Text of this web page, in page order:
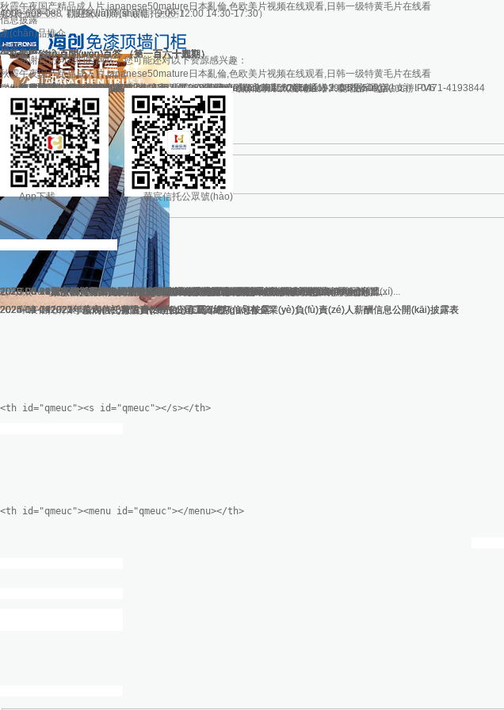
秋霞午夜国产精品成人片,japanese50mature日本亂倫,色欧美片视频在线观看,日韩一级特黄毛片在线看
您好，歡迎來(lái)到華宸信托！
4006-608-088（服務(wù)時(shí)間：9:00-12:00 14:30-17:30）
首頁(yè)
關(guān)于華宸
華宸黨建
產(chǎn)品公告
信息披露
招賢納才
聯(lián)系我們
客戶(hù)服務(wù)
信息披露
產(chǎn)品推介
信息公告
華宸信托有限責(zé)任公司臨時(shí)信息披露公告
2025-12-192023年華宸信托有限責(zé)任公司工資總額信息披露
2025-12-182023年度內(nèi)蒙古自治區(qū)直屬?lài)?guó)有企業(yè)負(fù)責(zé)人薪酬信息公開(kāi)披露表
2025-11-192022年華宸信托有限責(zé)任公司工資總額信息披露
2025-10-242022年度內(nèi)蒙古自治區(qū)直屬?lài)?guó)有企業(yè)負(fù)責(zé)人薪酬信息公開(kāi)披露表
2024-04-012021年度內(nèi)蒙古自治區(qū)直屬?lài)?guó)有企業(yè)負(fù)責(zé)人薪酬信息公開(kāi)披露表
2024-04-012021年華宸信托有限責(zé)任公司工資總額信息披露
公司動(dòng)態(tài)MORE >
2026-06-18華宸信托有限責(zé)任公司開(kāi)展安全消防知識(shí)培訓(xùn)暨應(yīng)急疏...
2026-06-18華宸信托有限責(zé)任公司開(kāi)展“安全宣傳咨詢(xún)?nèi)铡被顒?dòng)
2026-06-18華宸信托召開(kāi)安全生產(chǎn)工作會(huì)議
2026-06-11華宸信托有限責(zé)任公司2026年度校園及社會(huì)公開(kāi)招...
2026-06-10晉軍深入華宸信托公司包聯(lián)幫扶農(nóng)村調(diào)研并慰問(wèn)困難群...
2026-06-09華宸信托與內(nèi)蒙古聯(lián)合交易控股集團(tuán)有限公司開(kāi)展座談...
2026-06-04華宸信托有限責(zé)任公司金融服務(wù)送上門(mén)赴呼和浩特經(jīng)濟(jì)...
2026-05-15文字解讀：《金融支持實(shí)體經(jīng)濟(jì)十條舉措（2026年...
2026-05-15內(nèi)蒙古自治區(qū)人民政府辦公廳關(guān)于印發(fā)《金融支持實(shí)體...
2026-03-27華宸信托開(kāi)展消防安全知識(shí)專(zhuān)題培訓(xùn)
2026-03-23國(guó)有企業(yè)領(lǐng)導(dǎo)人員廉潔從業(yè)規(guī)定
2026-03-19華宸信托有限責(zé)任公司舉辦樹(shù)立和踐行正確政績(jī)觀(guān)學(xué)習(xí)...
信托講堂
投資者服務(wù)信托知識(shí) 百問(wèn)百答 （第一百六十九期）
信托知識(shí) 百問(wèn)百答 （第一百六十八期）
信托知識(shí) 百問(wèn)百答 （第一百六十七期）
信托知識(shí) 百問(wèn)百答 （第一百六十六期）
信托知識(shí) 百問(wèn)百答 （第一百六十五期）
信托知識(shí) 百問(wèn)百答 （第一百六十四期）
信托知識(shí) 百問(wèn)百答 （第一百六十三期）
信托知識(shí) 百問(wèn)百答 （第一百六十二期）
信托知識(shí) 百問(wèn)百答 （第一百六十一期）
信托知識(shí) 百問(wèn)百答 （第一百六十期）
聯(lián)系我們| 網(wǎng)上招聘
總部地址：呼和浩特市賽罕區(qū)如意西街23號(hào)日信華宸大廈5樓
郵政編碼：010011
服務(wù)熱線(xiàn)：0471-6944557 4193900傳真號(hào)碼：0471-4193908投訴電話(huà)：0471-4193844
公共郵箱：hctrust@hctrust.cn
北京業(yè)務(wù)部地址：北京市西城區(qū)華遠(yuǎn)北街2號(hào)通港大廈5層509室
郵政編碼：100031
copyright ? 2007-2019 華宸信托有限責(zé)任公司蒙ICP備09004562號(hào)-2本網(wǎng)站支持IPV6
App下載 華宸信托公眾號(hào)
感谢您访问我们的网站，您可能还对以下资源感兴趣：
秋霞午夜国产精品成人片,japanese50mature日本亂倫,色欧美片视频在线观看,日韩一级特黄毛片在线看
<th id="qmeuc"><s id="qmeuc"></s></th>
<th id="qmeuc"><menu id="qmeuc"></menu></th>